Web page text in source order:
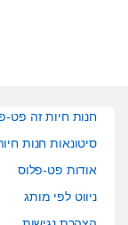
חנות חיות זה פט-
סיטונאות חנות
אודות פט-פלוס
ניווט לפי מותג